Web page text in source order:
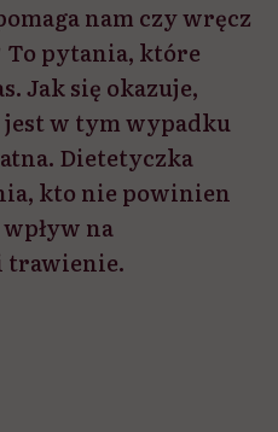
nam czy wręcz
To pytania, które
Jak się okazuje,
jest w tym wypadku
Dietetyczka
kto nie powinien
na
trawienie.